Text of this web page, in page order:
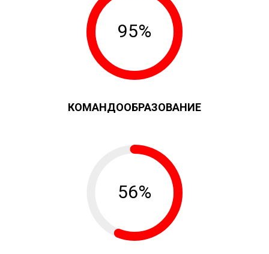
95%
КОМАНДООБРАЗОВАНИЕ
56%